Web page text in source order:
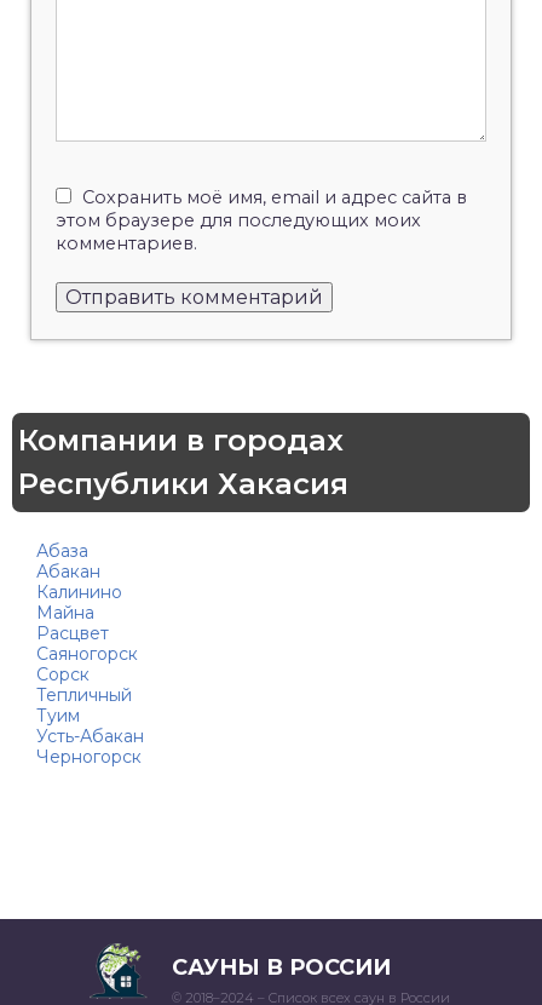
Сохранить моё имя, email и адрес сайта в
этом браузере для последующих моих
комментариев.
Компании в городах
Республики Хакасия
Абаза
Абакан
Калинино
Майна
Расцвет
Саяногорск
Сорск
Тепличный
Туим
Усть-Абакан
Черногорск
САУНЫ В РОССИИ
© 2018–2024 – Список всех саун в России